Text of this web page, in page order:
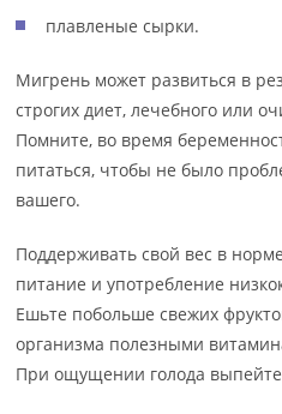
плавленые сырки.
Мигрень может развиться в
строгих диет, лечебного или
Помните, во время
питаться, чтобы не было
вашего.
Поддерживать свой вес в
питание и употребление
Ешьте побольше свежих
организма полезными
При ощущении голода